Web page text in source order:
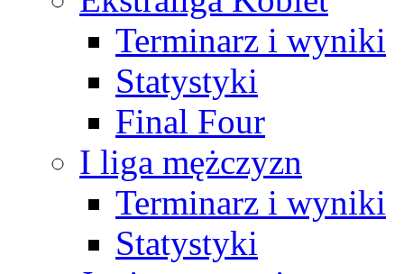
Terminarz i wyniki
Statystyki
Final Four
I liga mężczyzn
Terminarz i wyniki
Statystyki